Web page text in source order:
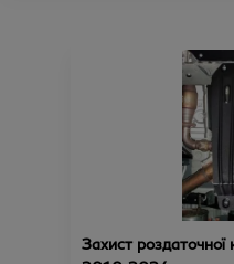
Захист